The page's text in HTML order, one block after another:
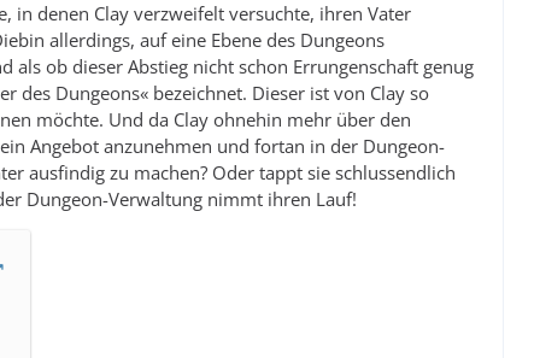
in denen Clay verzweifelt versuchte, ihren Vater
allerdings, auf eine Ebene des Dungeons
ob dieser Abstieg nicht schon Errungenschaft genug
des Dungeons« bezeichnet. Dieser ist von Clay so
möchte. Und da Clay ohnehin mehr über den
Angebot anzunehmen und fortan in der Dungeon-
ausfindig zu machen? Oder tappt sie schlussendlich
Dungeon-Verwaltung nimmt ihren Lauf!